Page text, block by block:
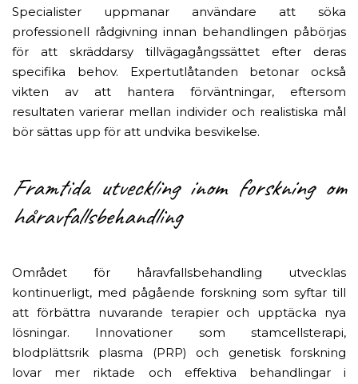
Specialister uppmanar användare att söka
professionell rådgivning innan behandlingen påbörjas
för att skräddarsy tillvägagångssättet efter deras
specifika behov. Expertutlåtanden betonar också
vikten av att hantera förväntningar, eftersom
resultaten varierar mellan individer och realistiska mål
bör sättas upp för att undvika besvikelse.
Framtida utveckling inom forskning om
håravfallsbehandling
Området för håravfallsbehandling utvecklas
kontinuerligt, med pågående forskning som syftar till
att förbättra nuvarande terapier och upptäcka nya
lösningar. Innovationer som stamcellsterapi,
blodplättsrik plasma (PRP) och genetisk forskning
lovar mer riktade och effektiva behandlingar i